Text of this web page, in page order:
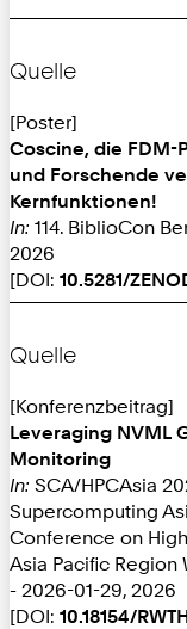
Quelle
[Poster]
Coscine, die
und Forschende
Kernfunktionen!
In: 114. BiblioCon
2026
[DOI: 10.5281/
Quelle
[Konferenzbeitrag]
Leveraging NVML
Monitoring
In: SCA/HPCAsia
Supercomputing
Conference on
Asia Pacific Region
- 2026-01-29, 2026
[DOI: 10.18154/